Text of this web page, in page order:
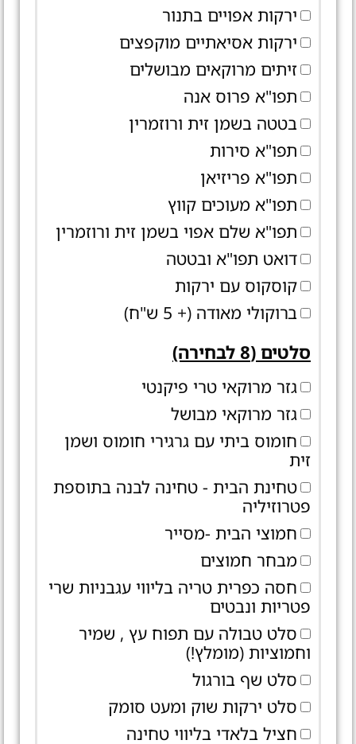
ירקות אפויים בתנור
ירקות אסיאתיים מוקפצים
זיתים מרוקאים מבושלים
תפו"א פרוס אנה
בטטה בשמן זית ורוזמרין
תפו"א סירות
תפו"א פריזיאן
תפו"א מעוכים קווץ
תפו"א שלם אפוי בשמן זית ורוזמרין
דואט תפו"א ובטטה
קוסקוס עם ירקות
ברוקולי מאודה (+ 5 ש"ח)
סלטים (8 לבחירה)
גזר מרוקאי טרי פיקנטי
גזר מרוקאי מבושל
חומוס ביתי עם גרגירי חומוס ושמן
זית
טחינת הבית - טחינה לבנה בתוספת
פטרוזיליה
חמוצי הבית -מסייר
מבחר חמוצים
חסה כפרית טריה בליווי עגבניות שרי
פטריות ונבטים
סלט טבולה עם תפוח עץ , שמיר
וחמוציות (מומלץ!)
סלט שף בורגול
סלט ירקות שוק ומעט סומק
חציל בלאדי בליווי טחינה